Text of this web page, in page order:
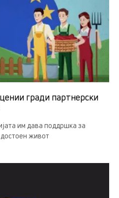
гради партнерски
им дава поддршка за
живот